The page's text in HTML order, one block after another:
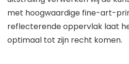
met hoogwaardige fine-art-
reflecterende oppervlak laat
optimaal tot zijn recht komen.